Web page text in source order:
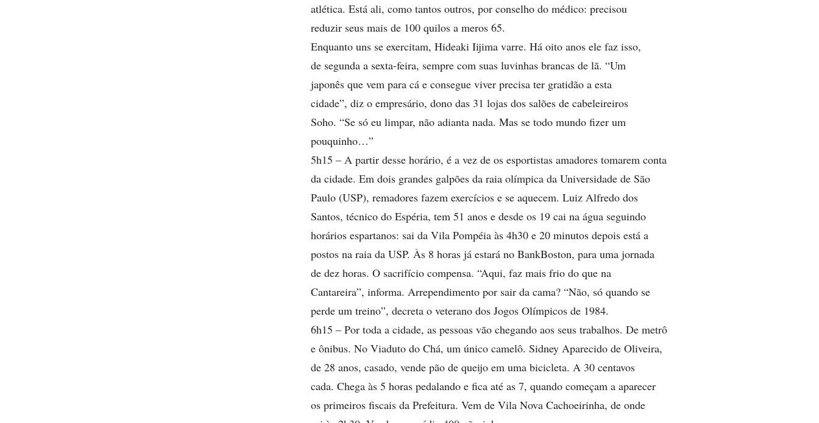
atlética. Está ali, como tantos outros, por conselho do médico: precisou
reduzir seus mais de 100 quilos a meros 65.
Enquanto uns se exercitam, Hideaki Iijima varre. Há oito anos ele faz isso,
de segunda a sexta-feira, sempre com suas luvinhas brancas de lã. “Um
japonês que vem para cá e consegue viver precisa ter gratidão a esta
cidade”, diz o empresário, dono das 31 lojas dos salões de cabeleireiros
Soho. “Se só eu limpar, não adianta nada. Mas se todo mundo fizer um
pouquinho…”
5h15 – A partir desse horário, é a vez de os esportistas amadores tomarem conta
da cidade. Em dois grandes galpões da raia olímpica da Universidade de São
Paulo (USP), remadores fazem exercícios e se aquecem. Luiz Alfredo dos
Santos, técnico do Espéria, tem 51 anos e desde os 19 cai na água seguindo
horários espartanos: sai da Vila Pompéia às 4h30 e 20 minutos depois está a
postos na raia da USP. Às 8 horas já estará no BankBoston, para uma jornada
de dez horas. O sacrifício compensa. “Aqui, faz mais frio do que na
Cantareira”, informa. Arrependimento por sair da cama? “Não, só quando se
perde um treino”, decreta o veterano dos Jogos Olímpicos de 1984.
6h15 – Por toda a cidade, as pessoas vão chegando aos seus trabalhos. De metrô
e ônibus. No Viaduto do Chá, um único camelô. Sidney Aparecido de Oliveira,
de 28 anos, casado, vende pão de queijo em uma bicicleta. A 30 centavos
cada. Chega às 5 horas pedalando e fica até as 7, quando começam a aparecer
os primeiros fiscais da Prefeitura. Vem de Vila Nova Cachoeirinha, de onde